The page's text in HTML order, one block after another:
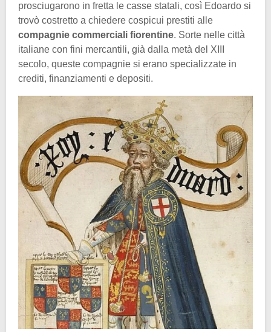
prosciugarono in fretta le casse statali, così Edoardo si
trovò costretto a chiedere cospicui prestiti alle
compagnie commerciali fiorentine. Sorte nelle città
italiane con fini mercantili, già dalla metà del XIII
secolo, queste compagnie si erano specializzate in
crediti, finanziamenti e depositi.